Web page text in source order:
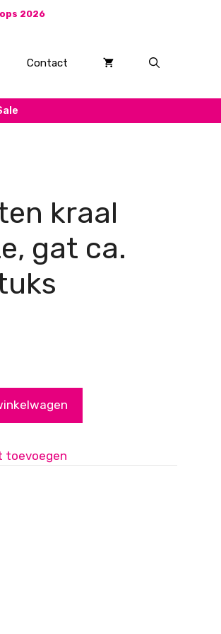
2026
Contact
kraal
gat ca.
toevoegen